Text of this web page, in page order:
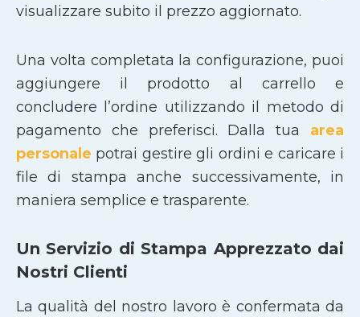
visualizzare subito il prezzo aggiornato.
Una volta completata la configurazione, puoi
aggiungere il prodotto al carrello e
concludere l’ordine utilizzando il metodo di
pagamento che preferisci. Dalla tua area
personale potrai gestire gli ordini e caricare i
file di stampa anche successivamente, in
maniera semplice e trasparente.
Un Servizio di Stampa Apprezzato dai
Nostri Clienti
La qualità del nostro lavoro è confermata da